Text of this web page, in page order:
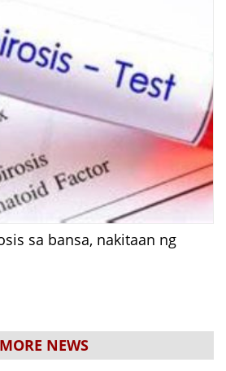
sa bansa, nakitaan ng
MORE NEWS